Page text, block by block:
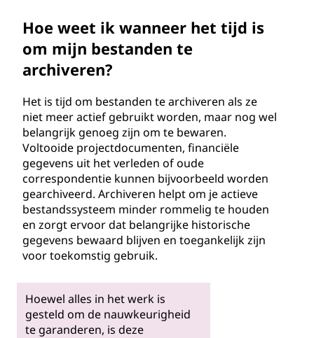
Hoe weet ik wanneer het tijd is
om mijn bestanden te
archiveren?
Het is tijd om bestanden te archiveren als ze
niet meer actief gebruikt worden, maar nog wel
belangrijk genoeg zijn om te bewaren.
Voltooide projectdocumenten, financiële
gegevens uit het verleden of oude
correspondentie kunnen bijvoorbeeld worden
gearchiveerd. Archiveren helpt om je actieve
bestandssysteem minder rommelig te houden
en zorgt ervoor dat belangrijke historische
gegevens bewaard blijven en toegankelijk zijn
voor toekomstig gebruik.
Hoewel alles in het werk is
gesteld om de nauwkeurigheid
te garanderen, is deze